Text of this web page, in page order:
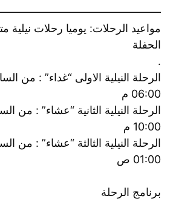
مواعيد الرحلات: يوميا رحلات نيلية
الحفلة
.
06:00 م
10:00 م
01:00 ص
برنامج الرحلة